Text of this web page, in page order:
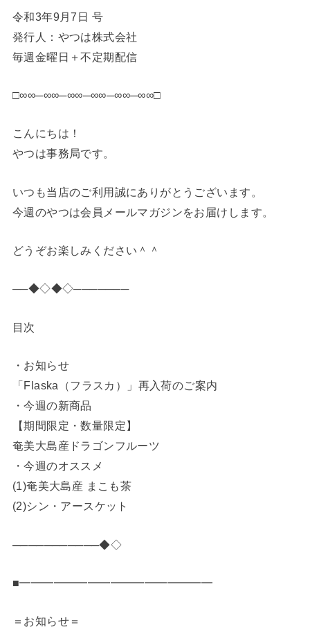
令和3年9月7日 号
発行人：やつは株式会社
毎週金曜日＋不定期配信
□∞∞─∞∞─∞∞─∞∞─∞∞─∞∞□
こんにちは！
やつは事務局です。
いつも当店のご利用誠にありがとうございます。
今週のやつは会員メールマガジンをお届けします。
どうぞお楽しみください＾＾
──◆◇◆◇───────
目次
・お知らせ
「Flaska（フラスカ）」再入荷のご案内
・今週の新商品
【期間限定・数量限定】
奄美大島産ドラゴンフルーツ
・今週のオススメ
(1)奄美大島産 まこも茶
(2)シン・アースケット
───────────◆◇
■━━━━━━━━━━━━━━━━━
＝お知らせ＝